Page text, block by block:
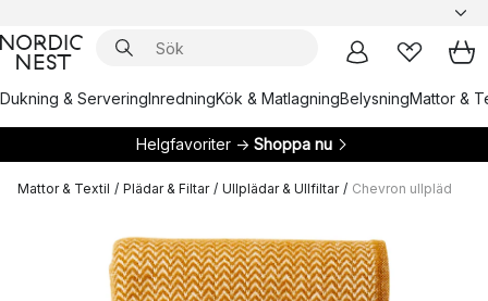
Dukning & ServeringInredningKök & MatlagningBelysningMattor &
Helgfavoriter → Shoppa nu
Mattor & Textil / Plädar & Filtar / Ullplädar & Ullfiltar / Chevron ullpläd